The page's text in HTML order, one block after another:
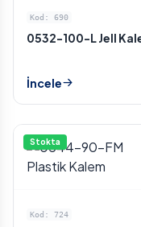
Kod: 690
0532-100-L Jell
İncele
Stokta
Kod: 724